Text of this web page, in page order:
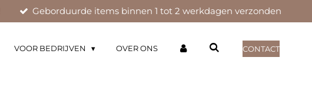
Geborduurde items binnen 1 tot 2 werkdagen verzonden
VOOR BEDRIJVEN OVER ONS CONTACT